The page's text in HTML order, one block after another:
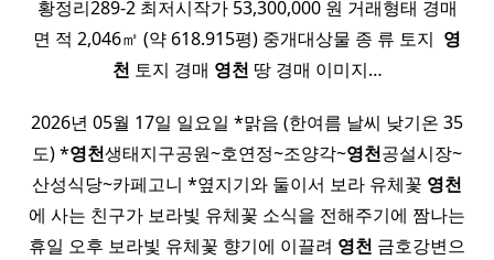
황정리289-2 최저시작가 53,300,000 원 거래형태 경매
면 적 2,046㎡ (약 618.915평) 중개대상물 종 류 토지 ​ 영
천 토지 경매 영천 땅 경매 이미지…
2026년 05월 17일 일요일 *맑음 (한여름 날씨 낮기온 35
도) *영천생태지구공원~호연정~조양각~영천공설시장~
산성식당~카페고니 *옆지기와 둘이서 보라 유체꽃 영천
에 사는 친구가 보라빛 유체꽃 소식을 전해주기에 짬나는
휴일 오후 보라빛 유체꽃 향기에 이끌려 영천 금호강변으